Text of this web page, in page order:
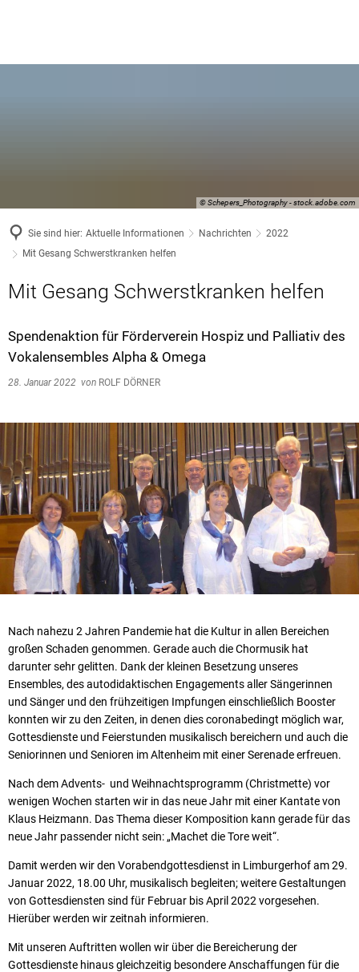
© Schepers_Photography - stock.adobe.com
Sie sind hier: Aktuelle Informationen Nachrichten
2022
Mit Gesang Schwerstkranken helfen
Mit Gesang Schwerstkranken helfen
Spendenaktion für Förderverein Hospiz und Palliativ des
Vokalensembles Alpha & Omega
28. Januar 2022 von ROLF DÖRNER
Nach nahezu 2 Jahren Pandemie hat die Kultur in allen Bereichen
großen Schaden genommen. Gerade auch die Chormusik hat
darunter sehr gelitten. Dank der kleinen Besetzung unseres
Ensembles, des autodidaktischen Engagements aller Sängerinnen
und Sänger und den frühzeitigen Impfungen einschließlich Booster
konnten wir zu den Zeiten, in denen dies coronabedingt möglich war,
Gottesdienste und Feierstunden musikalisch bereichern und auch die
Seniorinnen und Senioren im Altenheim mit einer Serenade erfreuen.
Nach dem Advents- und Weihnachtsprogramm (Christmette) vor
wenigen Wochen starten wir in das neue Jahr mit einer Kantate von
Klaus Heizmann. Das Thema dieser Komposition kann gerade für das
neue Jahr passender nicht sein: „Machet die Tore weit“.
Damit werden wir den Vorabendgottesdienst in Limburgerhof am 29.
Januar 2022, 18.00 Uhr, musikalisch begleiten; weitere Gestaltungen
von Gottesdiensten sind für Februar bis April 2022 vorgesehen.
Hierüber werden wir zeitnah informieren.
Mit unseren Auftritten wollen wir über die Bereicherung der
Gottesdienste hinaus gleichzeitig besondere Anschaffungen für die